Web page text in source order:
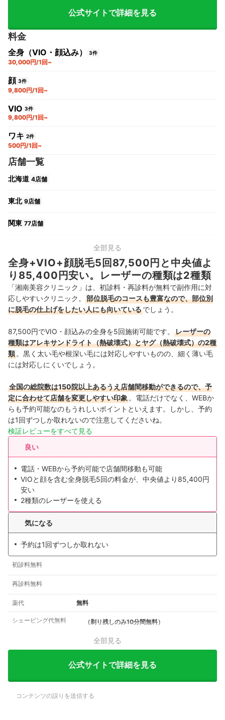
公式サイトで詳細を見る
料金
全身（VIO・顔込み） 3件
30,000円/1回~
顔 3件
9,800円/1回~
VIO 3件
9,800円/1回~
ワキ 2件
500円/1回~
店舗一覧
北海道 4店舗
東北 9店舗
関東 77店舗
関西 24店舗
中国・四国 10店舗
九州・沖縄 14店舗
全部見る
全身+VIO+顔脱毛5回87,500円と中央値よ
り85,400円安い。レーザーの種類は2種類
「湘南美容クリニック」は、初診料・再診料が無料で副作用に対
応しやすいクリニック。
部位脱毛のコースも豊富なので、部位別
に脱毛の仕上げをしたい人にも向いているでしょう。
87,500円でVIO・顔込みの全身を5回施術可能です。
レーザーの
種類はアレキサンドライト（熱破壊式）とヤグ（熱破壊式）の2種
類 。黒く太い毛や根深い毛には対応しやすいものの、細く薄い毛
には対応しにくいでしょう。
全国の総院数は150院以上あるうえ店舗間移動ができるので、予
定に合わせて店舗を変更しやすい印象 。 電話だけでなく、WEBか
らも予約可能なのもうれしいポイントといえます。しかし、予約
は1回ずつしか取れないので注意してくださいね。
検証レビューをすべて見る
良い
電話・WEBから予約可能で店舗間移動も可能
VIOと顔を含む全身脱毛5回の料金が、中央値より85,400円
安い
2種類のレーザーを使える
気になる
予約は1回ずつしか取れない
初診料無料
再診料無料
薬代 無料
シェービング代無料 （剃り残しのみ10分間無料）
全部見る
公式サイトで詳細を見る
コンテンツの誤りを送信する